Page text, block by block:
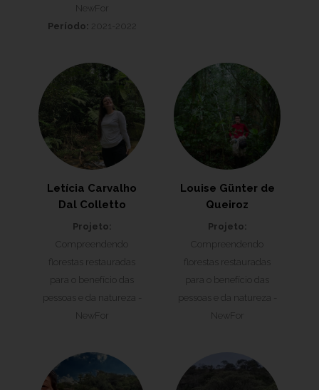
NewFor
Período: 2021-2022
Letícia Carvalho
Dal Colletto
Projeto:
Compreendendo
florestas restauradas
para o benefício das
pessoas e da natureza -
NewFor
Louise Günter de
Queiroz
Projeto:
Compreendendo
florestas restauradas
para o benefício das
pessoas e da natureza -
NewFor